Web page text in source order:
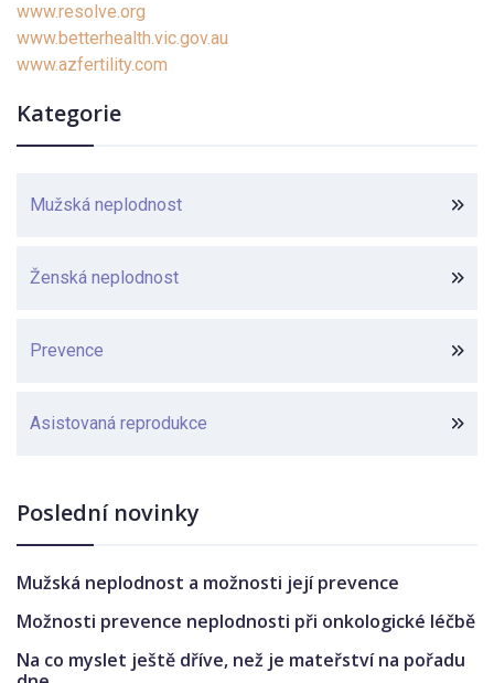
www.resolve.org
www.betterhealth.vic.gov.au
www.azfertility.com
Kategorie
Mužská neplodnost
Ženská neplodnost
Prevence
Asistovaná reprodukce
Poslední novinky
Mužská neplodnost a možnosti její prevence
Možnosti prevence neplodnosti při onkologické léčbě
Na co myslet ještě dříve, než je mateřství na pořadu